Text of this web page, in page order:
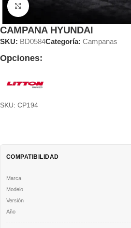
Clic para ampliar
CAMPANA HYUNDAI
SKU: BD0584Categoría: Campanas
Opciones:
SKU: CP194
COMPATIBILIDAD